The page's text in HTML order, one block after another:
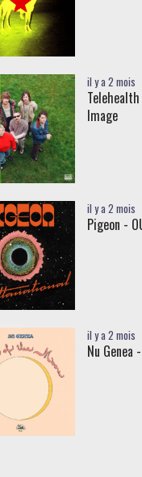
il y a 2 mois
Image
il y a 2 mois
Pigeon -
il y a 2 mois
Nu Genea